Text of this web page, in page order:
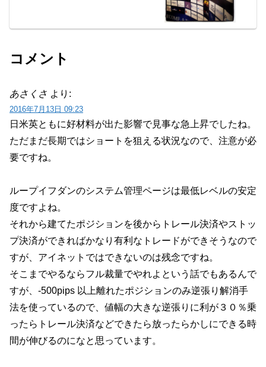
コメント
あさくさ より:
2016年7月13日 09:23
日米英ともに好材料が出た影響で見事な急上昇でしたね。
ただまだ長期ではショートを狙える状況なので、注意が必
要ですね。
ループイフダンのシステム管理ページは最低レベルの安定
度ですよね。
それから建てたポジションを後からトレール決済やストッ
プ決済ができればかなり有利なトレードができそうなので
すが、アイネットではできないのは残念ですね。
そこまでやるならフル裁量でやれよという話でもあるんで
すが、-500pips 以上離れたポジションのみ逆張り解消手
法を使っているので、値幅の大きな逆張りに利が３０％乗
ったらトレール決済などできたら放ったらかしにできる時
間が伸びるのになと思っています。